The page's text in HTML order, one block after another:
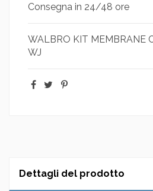
Consegna in 24/48 ore
WALBRO KIT MEMBRANE
WJ
Dettagli del prodotto